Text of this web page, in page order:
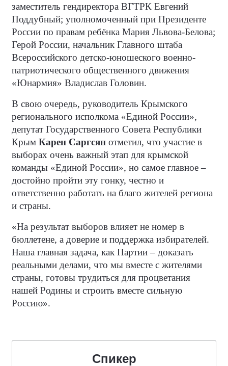
заместитель гендиректора ВГТРК Евгений
Поддубный; уполномоченный при Президенте
России по правам ребёнка Мария Львова-Белова;
Герой России, начальник Главного штаба
Всероссийского детско-юношеского военно-
патриотического общественного движения
«Юнармия» Владислав Головин.
В свою очередь, руководитель Крымского
регионального исполкома «Единой России»,
депутат Государственного Совета Республики
Крым Карен Саргсян отметил, что участие в
выборах очень важный этап для крымской
команды «Единой России», но самое главное –
достойно пройти эту гонку, честно и
ответственно работать на благо жителей региона
и страны.
«На результат выборов влияет не номер в
бюллетене, а доверие и поддержка избирателей.
Наша главная задача, как Партии – доказать
реальными делами, что мы вместе с жителями
страны, готовы трудиться для процветания
нашей Родины и строить вместе сильную
Россию».
Спикер